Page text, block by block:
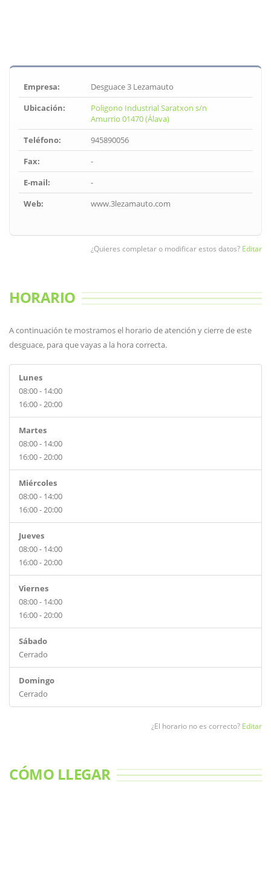
Empresa:
Desguace 3 Lezamauto
Ubicación:
Poligono Industrial Saratxon s/n
Amurrio 01470 (Álava)
Teléfono:
945890056
Fax:
-
E-mail:
-
Web:
www.3lezamauto.com
¿Quieres completar o modificar estos datos? Editar
HORARIO
A continuación te mostramos el horario de atención y cierre de este
desguace, para que vayas a la hora correcta.
Lunes
08:00 - 14:00
16:00 - 20:00
Martes
08:00 - 14:00
16:00 - 20:00
Miércoles
08:00 - 14:00
16:00 - 20:00
Jueves
08:00 - 14:00
16:00 - 20:00
Viernes
08:00 - 14:00
16:00 - 20:00
Sábado
Cerrado
Domingo
Cerrado
¿El horario no es correcto? Editar
CÓMO LLEGAR